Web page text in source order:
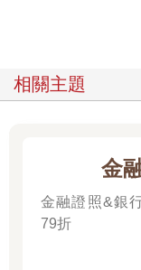
相關主題
金
金融證照&銀
79折